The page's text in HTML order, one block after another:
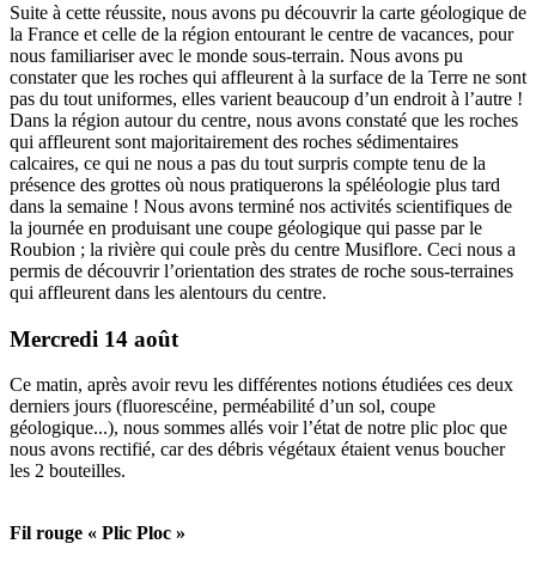
Suite à cette réussite, nous avons pu découvrir la carte géologique de
la France et celle de la région entourant le centre de vacances, pour
nous familiariser avec le monde sous-terrain. Nous avons pu
constater que les roches qui affleurent à la surface de la Terre ne sont
pas du tout uniformes, elles varient beaucoup d’un endroit à l’autre !
Dans la région autour du centre, nous avons constaté que les roches
qui affleurent sont majoritairement des roches sédimentaires
calcaires, ce qui ne nous a pas du tout surpris compte tenu de la
présence des grottes où nous pratiquerons la spéléologie plus tard
dans la semaine ! Nous avons terminé nos activités scientifiques de
la journée en produisant une coupe géologique qui passe par le
Roubion ; la rivière qui coule près du centre Musiflore. Ceci nous a
permis de découvrir l’orientation des strates de roche sous-terraines
qui affleurent dans les alentours du centre.
Mercredi 14 août
Ce matin, après avoir revu les différentes notions étudiées ces deux
derniers jours (fluorescéine, perméabilité d’un sol, coupe
géologique...), nous sommes allés voir l’état de notre plic ploc que
nous avons rectifié, car des débris végétaux étaient venus boucher
les 2 bouteilles.
Fil rouge « Plic Ploc »